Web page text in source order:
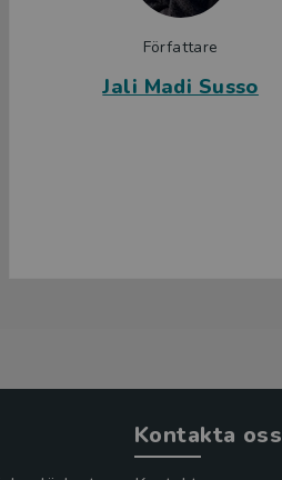
Författare
Jali Madi Susso
Kontakta oss